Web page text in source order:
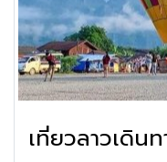
เที่ยวลาวเดิน